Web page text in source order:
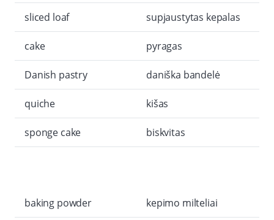
sliced loaf supjaustytas kepalas
cake pyragas
Danish pastry daniška bandelė
quiche kišas
sponge cake biskvitas
baking powder kepimo milteliai